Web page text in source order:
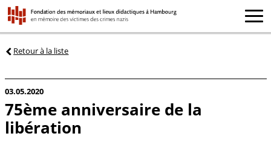
Retour à la liste
03.05.2020
75ème anniversaire de la
libération